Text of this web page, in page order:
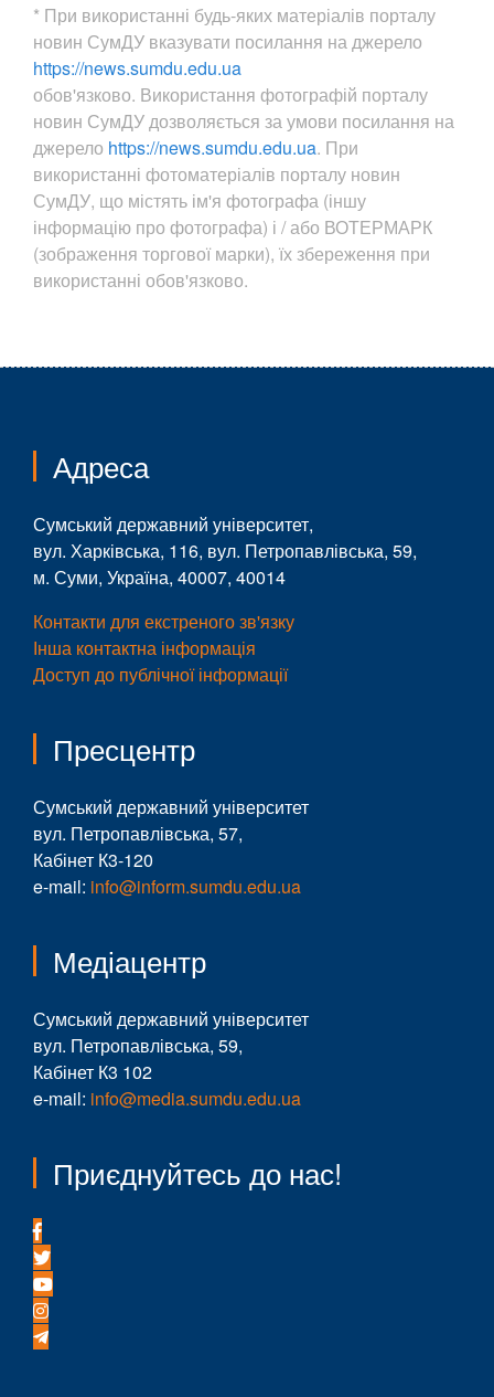
* При використанні будь-яких матеріалів порталу
новин СумДУ вказувати посилання на джерело
https://news.sumdu.edu.ua
обов'язково. Використання фотографій порталу
новин СумДУ дозволяється за умови посилання на
джерело https://news.sumdu.edu.ua. При
використанні фотоматеріалів порталу новин
СумДУ, що містять ім'я фотографа (іншу
інформацію про фотографа) і / або ВОТЕРМАРК
(зображення торгової марки), їх збереження при
використанні обов'язково.
Адреса
Сумський державний університет,
вул. Харківська, 116, вул. Петропавлівська, 59,
м. Суми, Україна, 40007, 40014
Контакти для екстреного зв'язку
Інша контактна інформація
Доступ до публічної інформації
Пресцентр
Сумський державний університет
вул. Петропавлівська, 57,
Кабінет К3-120
e-mail: info@inform.sumdu.edu.ua
Медіацентр
Сумський державний університет
вул. Петропавлівська, 59,
Кабінет К3 102
e-mail: info@media.sumdu.edu.ua
Приєднуйтесь до нас!